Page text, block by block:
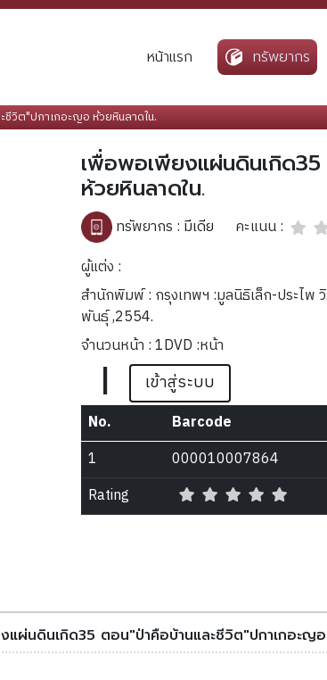
หน้าแรก ทรัพยากร
วิต"ปกาเกอะญอ ห้วยหินลาดใน.
เพื่อพอเพียงแผ่นดินเกิด
ห้วยหินลาดใน.
ทรัพยากร : มีเดีย
คะแนน :
ผู้แต่ง :
สำนักพิมพ์ : กรุงเทพฯ :มูลนิธิเล็ก-ประไพ วิ
พันธุ์ ,2554.
จำนวนหน้า : 1DVD :หน้า
| เข้าสู่ระบบ
No. Barcode
1
000010007864
Rating
แผ่นดินเกิด35 ตอน"ป่าคือบ้านและชีวิต"ปกาเกอะญ